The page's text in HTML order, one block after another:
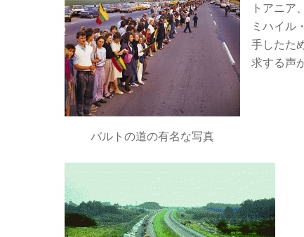
バルトの道の有名な写真
トアニア
ミハイル
手したた
求する声